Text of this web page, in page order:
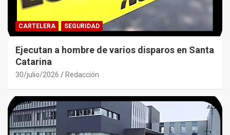
CARTELERA SEGURIDAD
Ejecutan a hombre de varios disparos en Santa
Catarina
30/julio/2026 Redacción